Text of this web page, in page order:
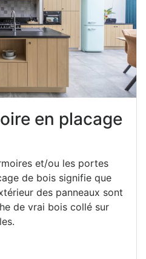
offrent des
pour
et ils nous aident à vous
, comme indiqué
.
who may receive and
en placage
et/ou les portes
de bois signifie que
des panneaux sont
de vrai bois collé sur